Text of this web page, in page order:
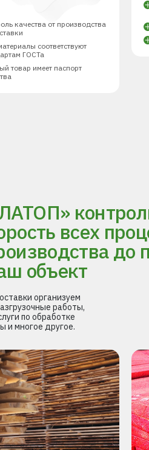
качества от производства
соответствуют
ГОСТа
товар имеет паспорт
всех
до
объект
организуем
работы,
по обработке
и многое другое.